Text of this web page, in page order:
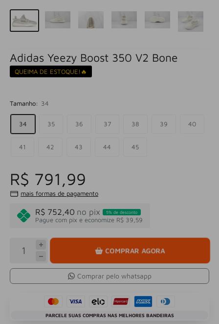
Adidas Yeezy Boost 350 V2 Bone
QUEIMA DE ESTOQUE!🔥
Tamanho: 34
34 35 36 37 38 39 40
41 42 43 44 45
R$ 791,99
mais formas de pagamento
R$ 752,40 no pix 5% de desconto
Pague com pix e economize R$ 39,59
COMPRAR AGORA
Comprar pelo whatsapp
PARCELE SUAS COMPRAS NAS MELHORES BANDEIRAS